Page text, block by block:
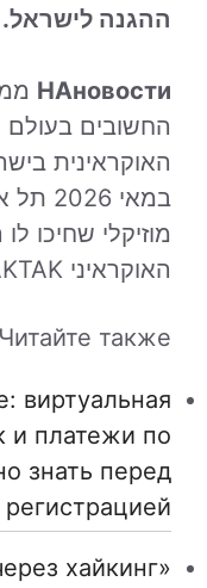
ההגנה לישראל.
НАновости
החשובים בעולם
במאי
מוזיקלי שחיכו
האוקראיני YAKTAK.
Читайте также
виртуальная
и платежи по
знать перед
регистрацией
хайкинг